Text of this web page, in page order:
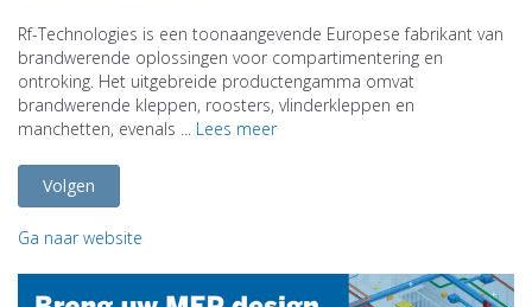
Rf-Technologies is een toonaangevende Europese fabrikant van
brandwerende oplossingen voor compartimentering en
ontroking. Het uitgebreide productengamma omvat
brandwerende kleppen, roosters, vlinderkleppen en
manchetten, evenals ... Lees meer
Volgen
Ga naar website